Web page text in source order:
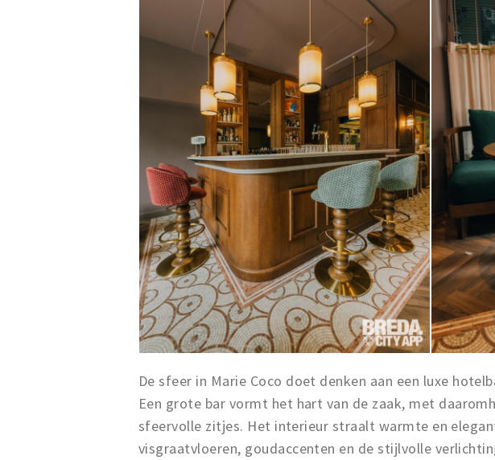
De sfeer in Marie Coco doet denken aan een luxe
Een grote bar vormt het hart van de zaak, met
sfeervolle zitjes. Het interieur straalt warmte en
visgraatvloeren, goudaccenten en de stijlvolle